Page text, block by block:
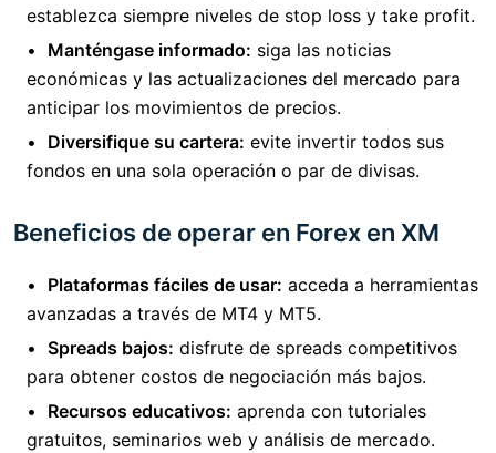
establezca siempre niveles de stop loss y take profit.
Manténgase informado: siga las noticias
económicas y las actualizaciones del mercado para
anticipar los movimientos de precios.
Diversifique su cartera: evite invertir todos sus
fondos en una sola operación o par de divisas.
Beneficios de operar en Forex en XM
Plataformas fáciles de usar: acceda a herramientas
avanzadas a través de MT4 y MT5.
Spreads bajos: disfrute de spreads competitivos
para obtener costos de negociación más bajos.
Recursos educativos: aprenda con tutoriales
gratuitos, seminarios web y análisis de mercado.